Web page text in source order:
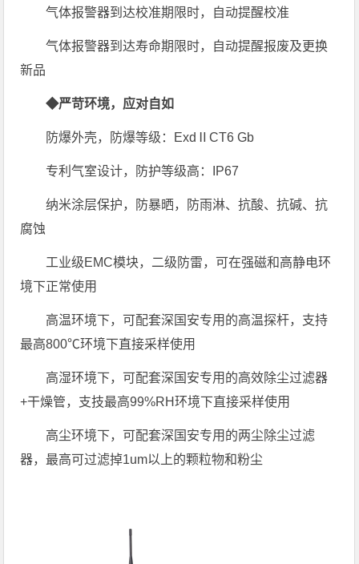
气体报警器到达校准期限时，自动提醒校准
气体报警器到达寿命期限时，自动提醒报废及更换
新品
◆严苛环境，应对自如
防爆外壳，防爆等级：ExdⅡCT6 Gb
专利气室设计，防护等级高：IP67
纳米涂层保护，防暴晒，防雨淋、抗酸、抗碱、抗
腐蚀
工业级EMC模块，二级防雷，可在强磁和高静电环
境下正常使用
高温环境下，可配套深国安专用的高温探杆，支持
最高800℃环境下直接采样使用
高湿环境下，可配套深国安专用的高效除尘过滤器
+干燥管，支技最高99%RH环境下直接采样使用
高尘环境下，可配套深国安专用的两尘除尘过滤
器，最高可过滤掉1um以上的颗粒物和粉尘